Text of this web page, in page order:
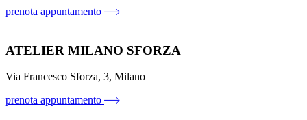
prenota appuntamento
ATELIER MILANO SFORZA
Via Francesco Sforza, 3, Milano
prenota appuntamento